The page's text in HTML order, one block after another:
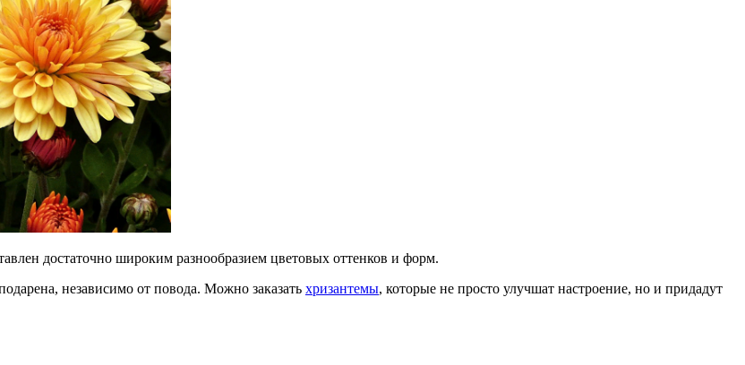
достаточно широким разнообразием цветовых оттенков и форм.
независимо от повода. Можно заказать хризантемы, которые не просто улучшат настроение, но и придадут